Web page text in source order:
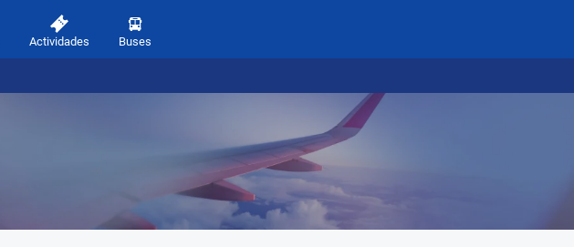
Actividades Buses